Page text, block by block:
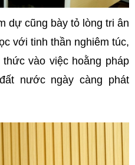
dự cũng bày tỏ lòng tri ân
với tinh thần nghiêm túc,
vào việc hoằng pháp
nước ngày càng phát